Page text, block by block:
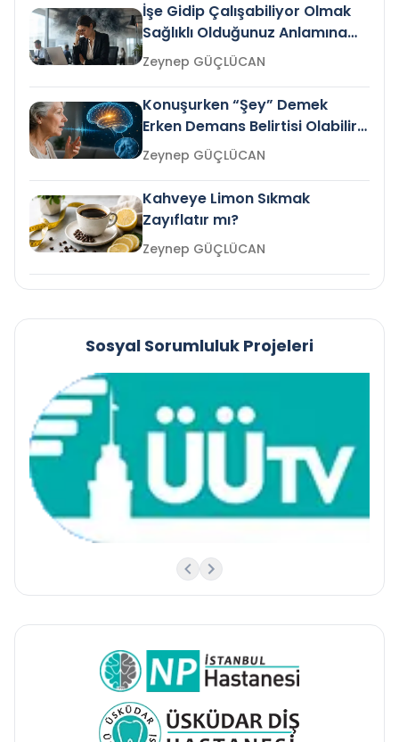
İşe Gidip Çalışabiliyor Olmak
Sağlıklı Olduğunuz Anlamına
Gelir mi?Zeynep GÜÇLÜCAN
Konuşurken “Şey” Demek
Erken Demans Belirtisi Olabilir
mi?
Zeynep GÜÇLÜCAN
Kahveye Limon Sıkmak
Zayıflatır mı?
Zeynep GÜÇLÜCAN
Sosyal Sorumluluk Projeleri